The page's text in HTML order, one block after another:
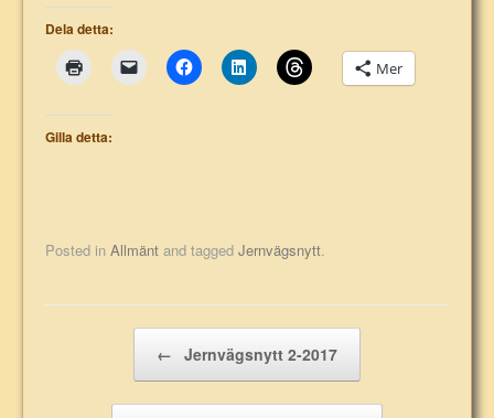
Dela detta:
Mer
Gilla detta:
Posted in Allmänt and tagged Jernvägsnytt.
← Jernvägsnytt 2-2017